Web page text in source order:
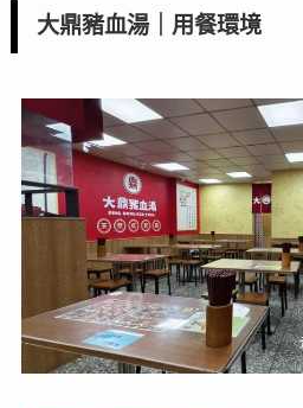
大鼎豬血湯｜用餐環境